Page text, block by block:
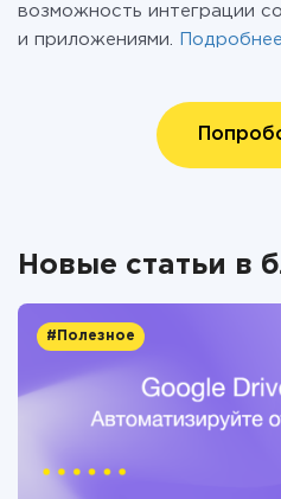
возможность интеграции
и приложениями.
Подробнее
Новые статьи в
#Полезное